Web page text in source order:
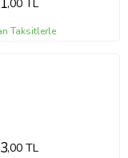
,00 TL
Taksitlerle
,00 TL